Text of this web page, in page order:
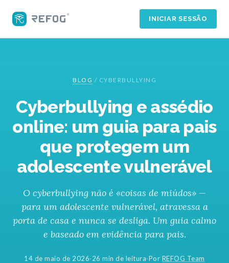
INICIAR SESSÃO
BLOG / CYBERBULLYING
Cyberbullying e assédio
online: um guia para pais
que protegem um
adolescente vulnerável
O cyberbullying não é «coisas de miúdos» —
para um adolescente vulnerável, atravessa a
porta de casa e nunca se desliga. Um guia calmo
e baseado em evidência para pais.
14 de maio de 2026·26 min de leitura·Por REFOG Team